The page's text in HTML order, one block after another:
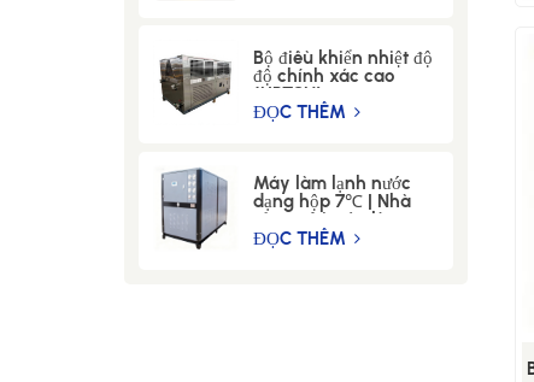
Bộ điều khiển nhiệt độ
độ chính xác cao
(HPTCU)
ĐỌC THÊM
Máy làm lạnh nước
dạng hộp 7℃ | Nhà
sản xuất máy làm
lạnh nước công
nghiệp
ĐỌC THÊM